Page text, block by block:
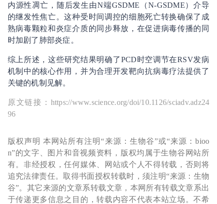
内源性凋亡，随后发生由N端GSDME（N-GSDME）介导
的继发性焦亡。这种受时间调控的细胞死亡转换确保了成
熟病毒颗粒和炎症介质的同步释放，在促进病毒传播的同
时加剧了肺部炎症。
综上所述，这些研究结果明确了PCD时空调节在RSV发病
机制中的核心作用，并为合理开发靶向抗病毒疗法提供了
关键的机制见解。
原文链接：https://www.science.org/doi/10.1126/sciadv.adz24
96
版权声明 本网站所有注明“来源：生物谷”或“来源：bioo
n”的文字、图片和音视频资料，版权均属于生物谷网站所
有。非经授权，任何媒体、网站或个人不得转载，否则将
追究法律责任。取得书面授权转载时，须注明“来源：生物
谷”。其它来源的文章系转载文章，本网所有转载文章系出
于传递更多信息之目的，转载内容不代表本站立场。不希